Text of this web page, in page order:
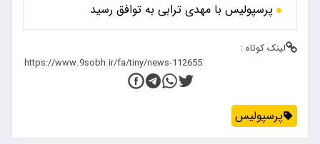
پرسپولیس با مهدی ترابی به توافق رسید
لینک کوتاه :
پرسپولیس